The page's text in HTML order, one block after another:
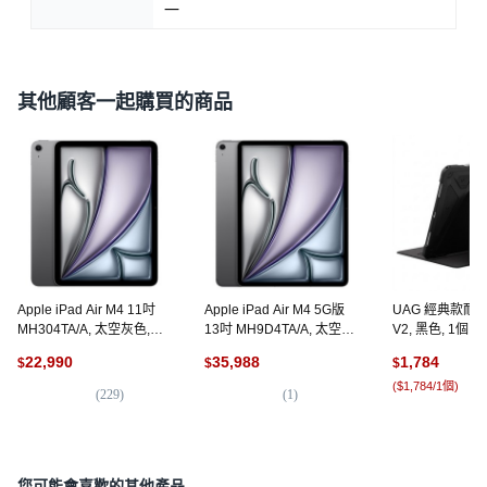
一
其他顧客一起購買的商品
Apple iPad Air M4 11吋
MH304TA/A, 太空灰色,
$22,990
(229)
Apple iPad Air M4 5G版
13吋 MH9D4TA/A, 太空灰
$35,988
(1)
UAG 經典款耐
V2, 黑色, 1個,
$1,784
($1,784/1個)